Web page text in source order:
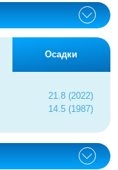
Осадки
21.8 (2022)
14.5 (1987)